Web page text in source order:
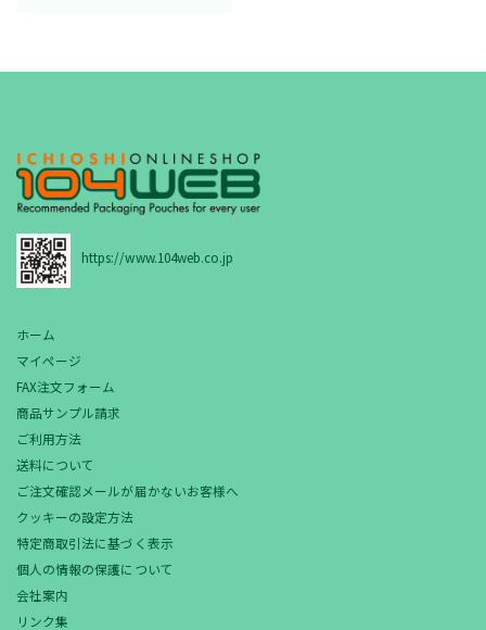
https://www.104web.co.jp
ホーム
マイページ
FAX注文フォーム
商品サンプル請求
ご利用方法
送料について
ご注文確認メールが届かないお客様へ
クッキーの設定方法
特定商取引法に基づく表示
個人の情報の保護について
会社案内
リンク集